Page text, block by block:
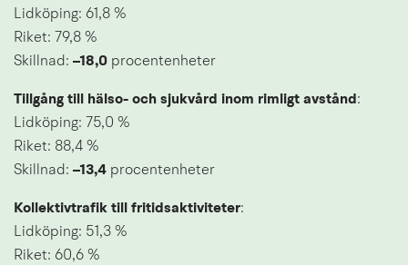
Lidköping: 61,8 %
Riket: 79,8 %
Skillnad: –18,0 procentenheter
Tillgång till hälso- och sjukvård inom rimligt avstånd:
Lidköping: 75,0 %
Riket: 88,4 %
Skillnad: –13,4 procentenheter
Kollektivtrafik till fritidsaktiviteter:
Lidköping: 51,3 %
Riket: 60,6 %